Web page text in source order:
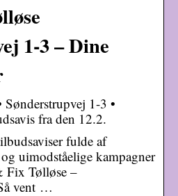
1-3 – Dine
1-3 •
fra den 12.2.
fulde af
uimodståelige kampagner
Fix Tølløse –
vent …